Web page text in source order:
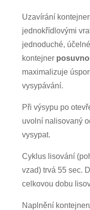
Uzavírání
jednokřídlovými
jednoduché,
kontejner
maximalizuje
vysypávání.
Při výsypu po
uvolní nalisovaný
vysypat.
Cyklus lisování
vzad) trvá 55 sec.
celkovou dobu
Naplnění